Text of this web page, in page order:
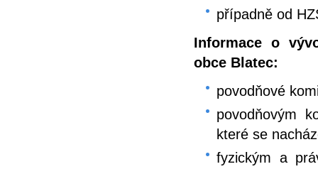
případně od
Informace o
obce Blatec:
povodňové
povodňovým
které se
fyzickým a